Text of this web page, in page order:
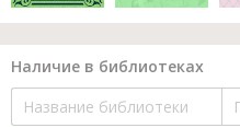
Наличие в библиотеках